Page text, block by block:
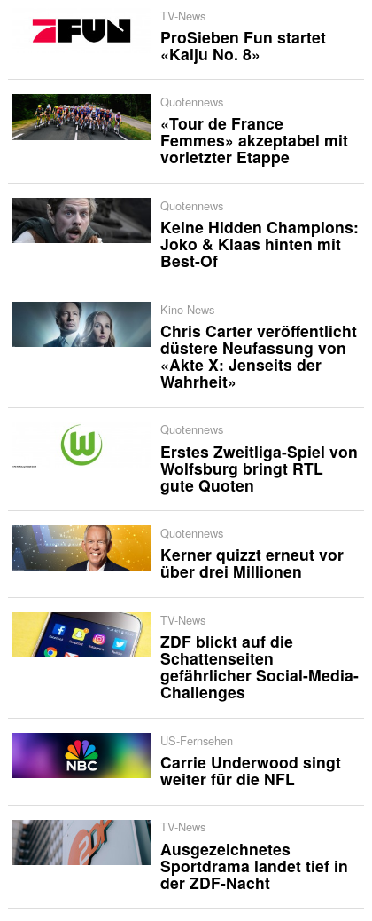
TV-News
ProSieben Fun startet
«Kaiju No. 8»
Quotennews
«Tour de France
Femmes» akzeptabel mit
vorletzter Etappe
Quotennews
Keine Hidden Champions:
Joko & Klaas hinten mit
Best-Of
Kino-News
Chris Carter veröffentlicht
düstere Neufassung von
«Akte X: Jenseits der
Wahrheit»
Quotennews
Erstes Zweitliga-Spiel von
Wolfsburg bringt RTL
gute Quoten
Quotennews
Kerner quizzt erneut vor
über drei Millionen
TV-News
ZDF blickt auf die
Schattenseiten
gefährlicher Social-Media-
Challenges
US-Fernsehen
Carrie Underwood singt
weiter für die NFL
TV-News
Ausgezeichnetes
Sportdrama landet tief in
der ZDF-Nacht